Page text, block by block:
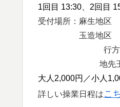
1回目 13:30、2回目
受付場所：麻生地区
玉造地区 観光
行方市観光物産
地先玉造
大人2,000円／小人
詳しい操業日程はこ